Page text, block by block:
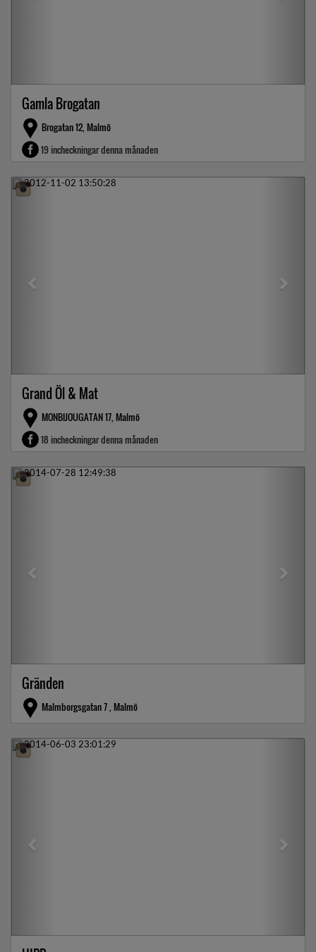
Gamla Brogatan
Brogatan 12, Malmö
19 incheckningar denna månaden
Previous
Grand Öl & Mat
MONBIJOUGATAN 17, Malmö
18 incheckningar denna månaden
Previous
Gränden
Malmborgsgatan 7 , Malmö
Previous